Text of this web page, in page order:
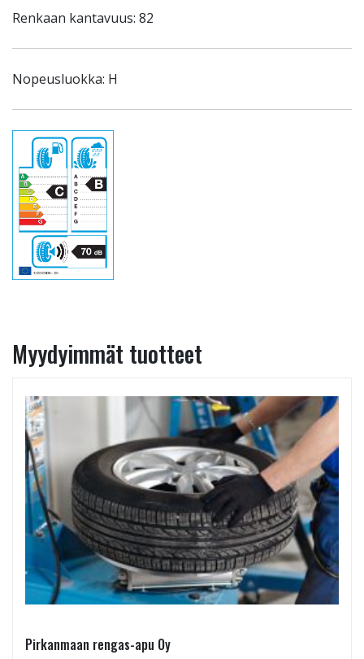
Renkaan kantavuus: 82
Nopeusluokka: H
Myydyimmät tuotteet
Pirkanmaan rengas-apu Oy